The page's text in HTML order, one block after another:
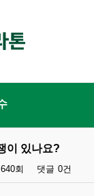
이 있나요?
회 댓글 0건